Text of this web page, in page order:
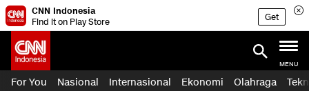
CNN Indonesia
Find it on Play Store
Get
MENU
For You Nasional Internasional Ekonomi Olahraga